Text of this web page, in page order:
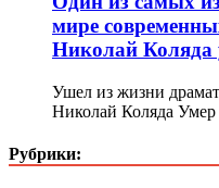
мире
Николай Коляда
Ушел из жизни
Николай Коляда
Рубрики: